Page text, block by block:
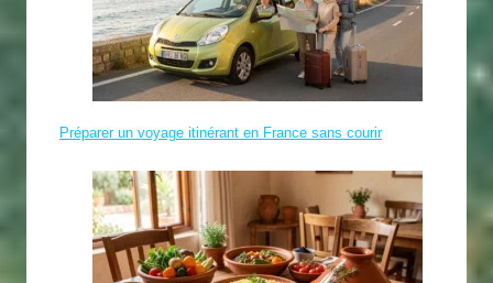
Préparer un voyage itinérant en France sans courir